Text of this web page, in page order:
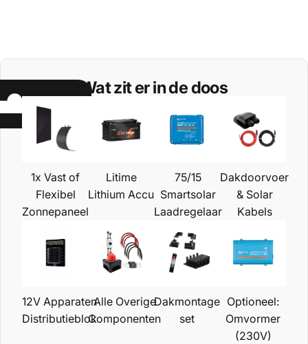
Wat zit er in de doos
1x Vast of
Flexibel
Zonnepaneel
Litime
Lithium Accu
75/15
Smartsolar
Laadregelaar
Dakdoorvoer
& Solar
Kabels
12V Apparaten
Distributieblok
Alle Overige
Componenten
Dakmontage
set
Optioneel:
Omvormer
(230V)